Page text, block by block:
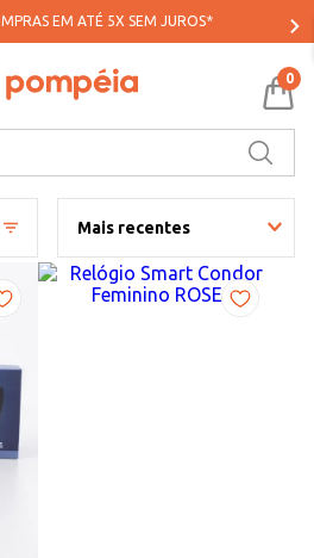
EM ATÉ 5X SEM JUROS*
0
Mais recentes